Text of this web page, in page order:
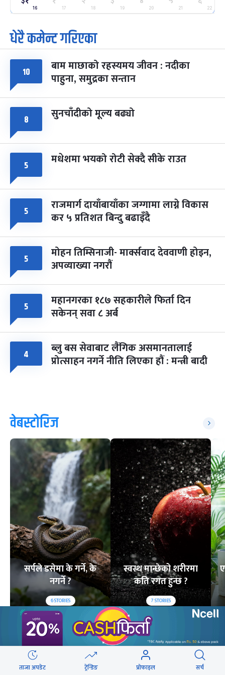
मंगल फाल्गुन २५, २०८३ Mar 9, 2027
७
आइत
पूर्णिमा व्रत
चैत्र ७, २०८३-Mar 21, 2027
८ फागुपूर्णिमा
चैत्र ८, २०८३-Mar 22, 2027
७ महिना बाँकी
16 17 18 19 20 21 22
धेरै कमेन्ट गरिएका
१० बाम माछाको रहस्यमय जीवन : नदीका
पाहुना, समुद्रका सन्तान
८ सुनचाँदीको मूल्य बढ्यो
५ मधेशमा भयको रोटी सेक्दै सीके राउत
५ राजमार्ग दायाँबायाँका जग्गामा लाग्ने विकास
कर ५ प्रतिशत बिन्दु बढाइँदै
५ मोहन तिम्सिनाजी- मार्क्सवाद देववाणी होइन,
अपव्याख्या नगरौं
५ महानगरका १८७ सहकारीले फिर्ता दिन
सकेनन् सवा ८ अर्ब
४ ब्लु बस सेवाबाट लैंगिक असमानतालाई
प्रोत्साहन नगर्ने नीति लिएका हौं : मन्त्री बादी
वेबस्टोरिज
सर्पले डसेमा के गर्ने, के
नगर्ने ?
6STORIES
स्वस्थ मान्छेको शरीरमा
कति रगत हुन्छ ?
7STORIES
लोकप्रिय
२४ घण्टा यो महिना
ताजा अपडेट ट्रेन्डिङ प्रोफाइल सर्च